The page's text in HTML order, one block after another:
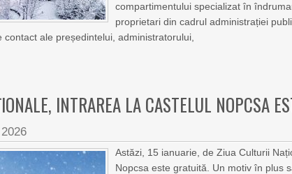
compartimentului specializat în
proprietari din cadrul administrației
ale președintelui, administratorului,
INTRAREA LA CASTELUL NOPCSA
Astăzi, 15 ianuarie, de Ziua Culturii
Nopcsa este gratuită. Un motiv în plus